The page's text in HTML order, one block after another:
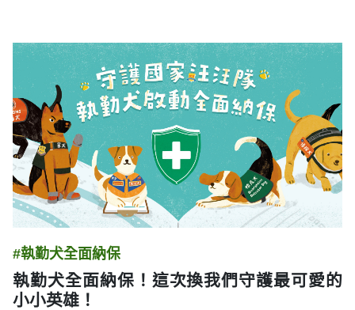
影音列表
#執勤犬全面納保
執勤犬全面納保！這次換我們守護最可愛的
小小英雄！